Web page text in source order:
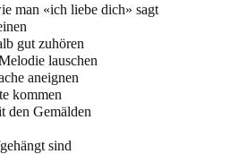
man «ich liebe dich» sagt
gut zuhören
lauschen
aneignen
kommen
den Gemälden
sind